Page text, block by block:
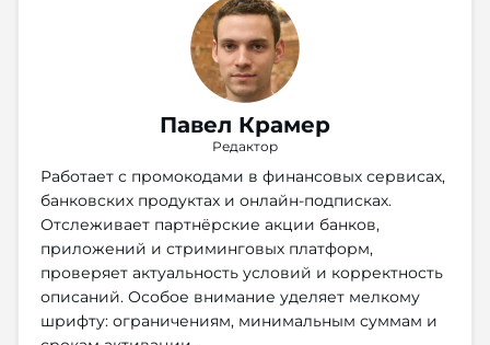
Павел Крамер
Редактор
Работает с промокодами в финансовых сервисах,
банковских продуктах и онлайн-подписках.
Отслеживает партнёрские акции банков,
приложений и стриминговых платформ,
проверяет актуальность условий и корректность
описаний. Особое внимание уделяет мелкому
шрифту: ограничениям, минимальным суммам и